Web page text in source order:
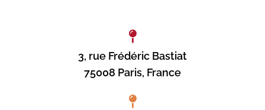
3, rue Frédéric Bastiat
75008 Paris, France